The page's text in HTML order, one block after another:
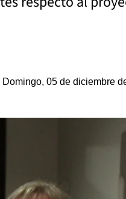
Domingo, 05 de diciembre